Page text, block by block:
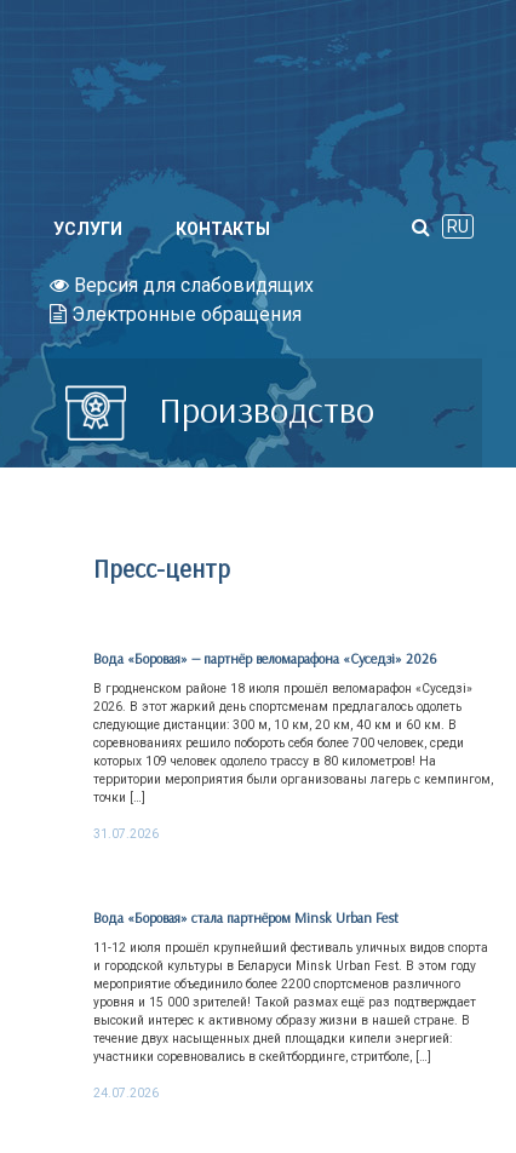
УСЛУГИ КОНТАКТЫ RU
Версия для слабовидящих
Электронные обращения
Производство
Пресс-центр
Вода «Боровая» — партнёр веломарафона «Суседзi» 2026
В гродненском районе 18 июля прошёл веломарафон «Суседзi»
2026. В этот жаркий день спортсменам предлагалось одолеть
следующие дистанции: 300 м, 10 км, 20 км, 40 км и 60 км. В
соревнованиях решило побороть себя более 700 человек, среди
которых 109 человек одолело трассу в 80 километров! На
территории мероприятия были организованы лагерь с кемпингом,
точки […]
31.07.2026
Вода «Боровая» стала партнёром Minsk Urban Fest
11-12 июля прошёл крупнейший фестиваль уличных видов спорта
и городской культуры в Беларуси Minsk Urban Fest. В этом году
мероприятие объединило более 2200 спортсменов различного
уровня и 15 000 зрителей! Такой размах ещё раз подтверждает
высокий интерес к активному образу жизни в нашей стране. В
течение двух насыщенных дней площадки кипели энергией:
участники соревновались в скейтбординге, стритболе, […]
24.07.2026